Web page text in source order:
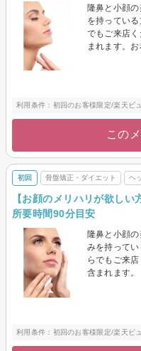
隆鼻と小顔
を持ってい
でもご来店
まれます。
利用条件：初回のお客様限定/楽天ビ
この
初回 骨盤矯正・ダイエット ヘ
【お顔のメリハリが欲し
所要時間90分目安
隆鼻と小顔
みを持って
らでもご来
含まれます。
利用条件：初回のお客様限定/楽天ビ